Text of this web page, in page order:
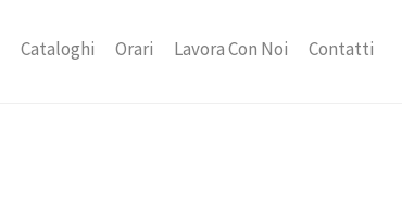
Cataloghi Orari Lavora Con Noi Contatti